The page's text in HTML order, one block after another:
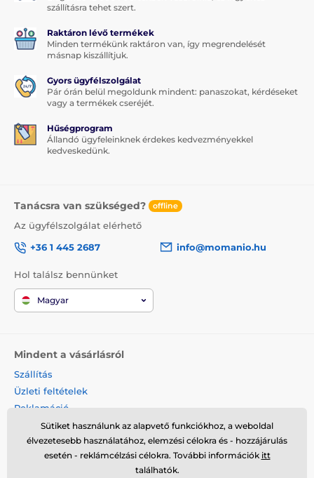
szállításra tehet szert.
Raktáron lévő termékek
Minden termékünk raktáron van, így megrendelését
másnap kiszállítjuk.
Gyors ügyfélszolgálat
Pár órán belül megoldunk mindent: panaszokat, kérdéseket
vagy a termékek cseréjét.
Hűségprogram
Állandó ügyfeleinknek érdekes kedvezményekkel
kedveskedünk.
Tanácsra van szükséged? offline
Az ügyfélszolgálat elérhető
+36 1 445 2687
info@momanio.hu
Hol találsz bennünket
Magyar
Mindent a vásárlásról
Szállítás
Üzleti feltételek
Reklamáció
Termék visszaküldése
Termék cseréje
Cookies
Sütiket használunk az alapvető funkciókhoz, a weboldal
élvezetesebb használatához, elemzési célokra és - hozzájárulás
esetén - reklámcélzási célokra. További információk itt
találhatók.